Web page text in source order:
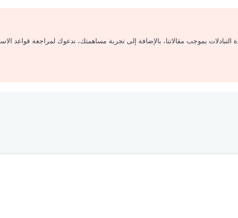
بموجب مقالاتنا، بالإضافة إلى تجربة مساهمتك، ندعوك لمراجعة قواعد